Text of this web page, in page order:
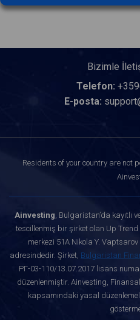
Bizimle
Telefon:
E-posta:
Residents of your country are not
Ainvesting, Bulgaristan’da kayıtlı
tescillenmiş bir şirket olan Up Trend
merkezi 51A Nikola Y.
adresindedir. Şirket, Bulgaristan
РГ-03-110/13.07.2017 lisans
düzenlenmiştir. Ainvesting,
kapsamındaki yasal